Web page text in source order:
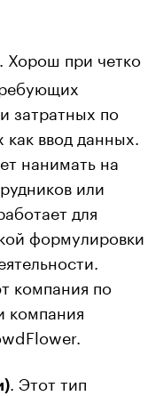
. Хорош при четко
затратных по
ввод данных.
нанимать на
или
для
формулировки
компания по
компания
. Этот тип